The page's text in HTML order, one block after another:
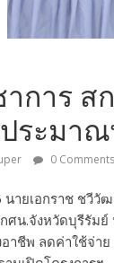
การ ส
ระมา
0 Comments
ายเอกราช ชวีวั
ศน.จังหวัดบุรีรัม
อาชีพ ลดค่าใช้จ่